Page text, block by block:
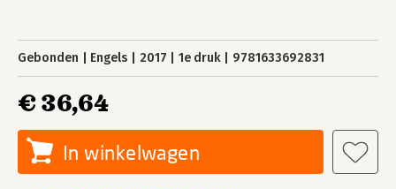
Gebonden Engels 2017 1e druk 9781633692831
€ 36,64
In winkelwagen